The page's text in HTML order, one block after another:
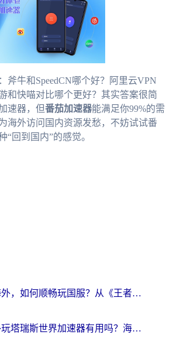
斧牛和SpeedCN哪个好？阿里云VPN
和快喵对比哪个更好？其实答案很简
速器，但番茄加速器能满足你99%的需
海外访问国内资源发愁，不妨试试番
“回到国内”的感觉。
人在海外，如何顺畅玩国服？从《王者荣耀》到《云图计划》的加速器终极指南
在国外玩塔瑞斯世界加速器有用吗？海外玩家亲测后的真实答案